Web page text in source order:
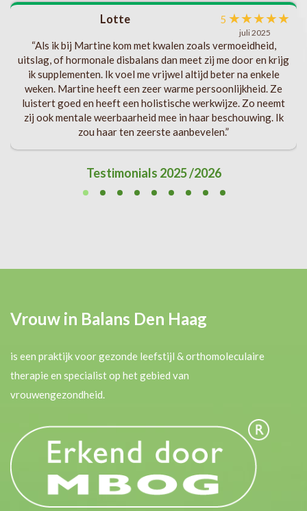
Lotte 5 ★★★★★
juli 2025
“Als ik bij Martine kom met kwalen zoals vermoeidheid,
uitslag, of hormonale disbalans dan meet zij me door en krijg
ik supplementen. Ik voel me vrijwel altijd beter na enkele
weken. Martine heeft een zeer warme persoonlijkheid. Ze
luistert goed en heeft een holistische werkwijze. Zo neemt
zij ook mentale weerbaarheid mee in haar beschouwing. Ik
zou haar ten zeerste aanbevelen.”
Testimonials 2025 /2026
Vrouw in Balans Den Haag
is een praktijk voor gezonde leefstijl & orthomoleculaire
therapie en specialist op het gebied van
vrouwengezondheid.